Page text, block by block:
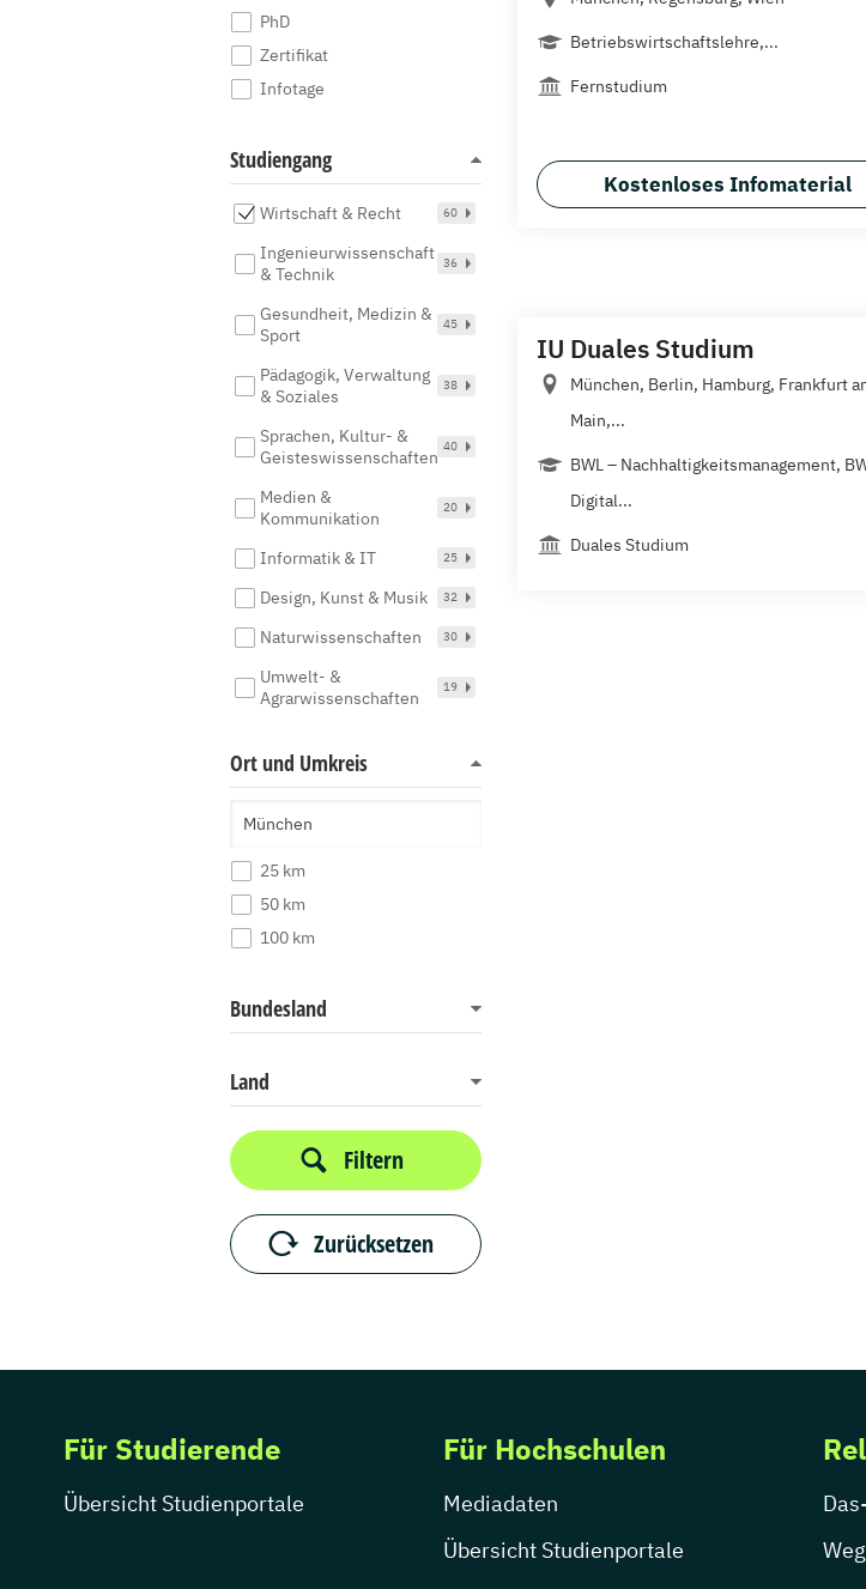
PhD
Zertifikat
Infotage
Studiengang
Wirtschaft & Recht 60
Ingenieurwissenschaft
& Technik
36
Gesundheit, Medizin &
Sport
45
Pädagogik, Verwaltung
& Soziales
38
Sprachen, Kultur- &
Geisteswissenschaften
40
Medien &
Kommunikation
20
Informatik & IT 25
Design, Kunst & Musik 32
Naturwissenschaften 30
Umwelt- &
Agrarwissenschaften
19
Ort und Umkreis
25 km
50 km
100 km
Bundesland
Land
Filtern
Zurücksetzen
Betriebswirtschaftslehre,...
Fernstudium
Kostenloses Infomaterial
IU Duales Studium
München, Berlin, Hamburg, Frankfurt
Main,...
BWL – Nachhaltigkeitsmanagement,
Digital...
Duales Studium
Für Studierende
Übersicht Studienportale
Für Hochschulen
Mediadaten
Übersicht Studienportale